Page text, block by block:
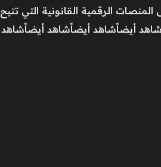
الرقمية القانونية التي تتيح
أيضاًشاهد أيضاًشاهد أيضاًشاهد